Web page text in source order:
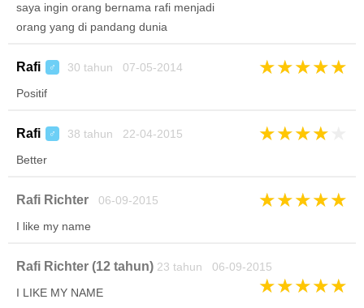
saya ingin orang bernama rafi menjadi
orang yang di pandang dunia
Rafi ♂ 30 tahun 07-05-2014 ★★★★★
Positif
Rafi ♂ 38 tahun 22-04-2015 ★★★★
Better
Rafi Richter 06-09-2015 ★★★★★
I like my name
Rafi Richter (12 tahun) 23 tahun 06-09-2015
★★★★★
I LIKE MY NAME